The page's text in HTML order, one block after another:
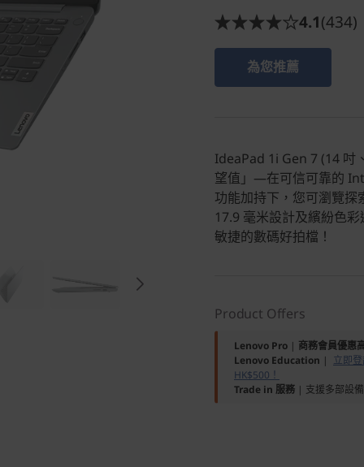
4.1(434)
為您推薦
IdeaPad 1i Gen 7 (14 吋
望值」—在可信可靠的
功能加持下，您可瀏覽
17.9 毫米設計及繽紛色
敏捷的數碼好拍檔！
Product Offers
Lenovo Pro | 商務會員優惠
Lenovo Education | 立即
HK$500！
Trade in 服務 | 支援多部設